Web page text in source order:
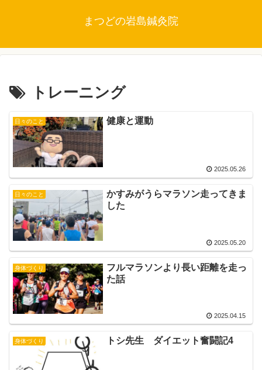
まつどの岩島鍼灸院
トレーニング
日々のこと 健康と運動
2025.05.26
日々のこと
かすみがうらマラソン走ってきま
した
2025.05.20
身体づくり
フルマラソンより長い距離を走っ
た話
2025.04.15
身体づくり トシ先生 ダイエット奮闘記4